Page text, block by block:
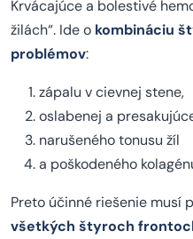
Krvácajúce a bolestivé
žilách“. Ide o kombináciu
problémov:
zápalu v cievnej stene,
oslabenej a
narušeného tonusu žíl
a poškodeného
Preto účinné riešenie musí
všetkých štyroch